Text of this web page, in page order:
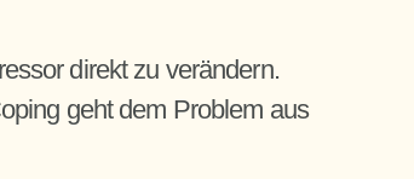
direkt zu verändern.
geht dem Problem aus